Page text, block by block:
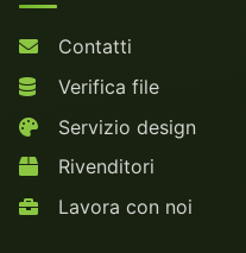
Contatti
Verifica file
Servizio design
Rivenditori
Lavora con noi